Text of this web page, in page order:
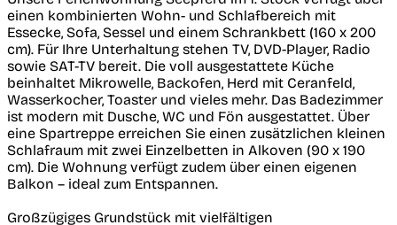
einen kombinierten Wohn- und Schlafbereich mit
Essecke, Sofa, Sessel und einem Schrankbett (160 x 200
cm). Für Ihre Unterhaltung stehen TV, DVD-Player, Radio
sowie SAT-TV bereit. Die voll ausgestattete Küche
beinhaltet Mikrowelle, Backofen, Herd mit Ceranfeld,
Wasserkocher, Toaster und vieles mehr. Das Badezimmer
ist modern mit Dusche, WC und Fön ausgestattet. Über
eine Spartreppe erreichen Sie einen zusätzlichen kleinen
Schlafraum mit zwei Einzelbetten in Alkoven (90 x 190
cm). Die Wohnung verfügt zudem über einen eigenen
Balkon – ideal zum Entspannen.
Großzügiges Grundstück mit vielfältigen